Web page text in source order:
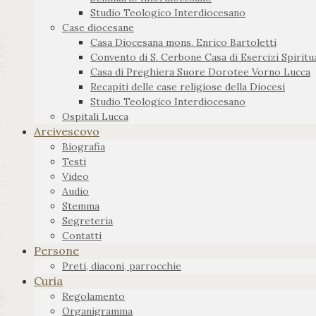
Studio Teologico Interdiocesano
Case diocesane
Casa Diocesana mons. Enrico Bartoletti
Convento di S. Cerbone Casa di Esercizi
Casa di Preghiera Suore Dorotee Vorno Lucca
Recapiti delle case religiose della Diocesi
Studio Teologico Interdiocesano
Ospitali Lucca
Arcivescovo
Biografia
Testi
Video
Audio
Stemma
Segreteria
Contatti
Persone
Preti, diaconi, parrocchie
Curia
Regolamento
Organigramma